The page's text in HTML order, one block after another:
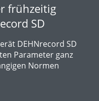
frühzeitig
SD
DEHNrecord SD
Parameter ganz
Normen